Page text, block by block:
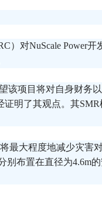
）对NuScale Power
该项目将对自身财务
明了其观点。其
最大程度地减少灾害
别布置在直径为4.6m